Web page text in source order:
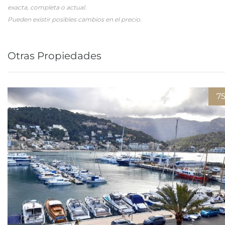
exacta, completa o actual.
Pueden existir posibles cambios en el precio.
Otras Propiedades